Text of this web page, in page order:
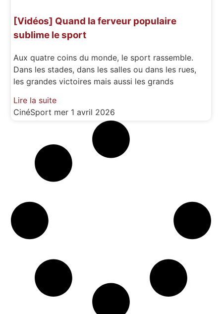
[Vidéos] Quand la ferveur populaire
sublime le sport
Aux quatre coins du monde, le sport rassemble.
Dans les stades, dans les salles ou dans les rues,
les grandes victoires mais aussi les grands
Lire la suite
CinéSport mer 1 avril 2026